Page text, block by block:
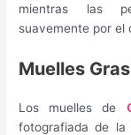
mientras las
suavemente por
Muelles
Los muelles de
fotografiada de